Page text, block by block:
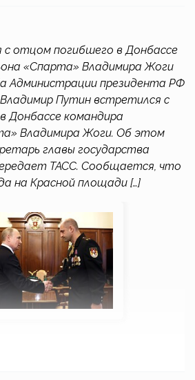
отцом погибшего в Донбассе
«Спарта» Владимира Жоги
Администрации президента РФ
Путин встретился с
Донбассе командира
Владимира Жоги. Об этом
главы государства
ТАСС. Сообщается, что
на Красной площади […]